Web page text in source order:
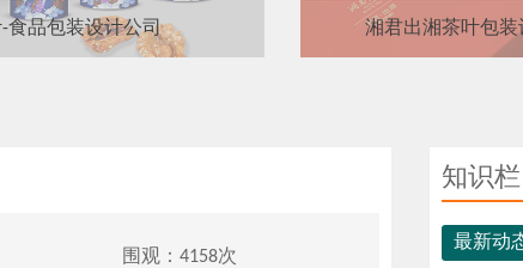
食品包装设计公司 湘君出湘茶叶包
围观：4158次
知识栏
最新动